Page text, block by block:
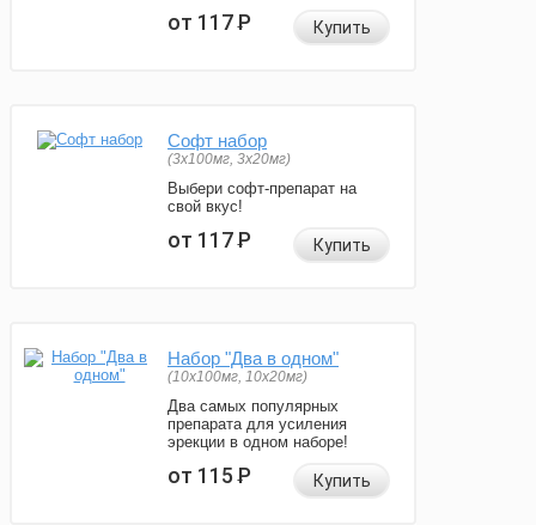
от 117Р Купить
Софт набор
(3x100мг, 3x20мг)
Выбери софт-препарат на
свой вкус!
от 117Р Купить
Набор "Два в одном"
(10x100мг, 10x20мг)
Два самых популярных
препарата для усиления
эрекции в одном наборе!
от 115Р Купить